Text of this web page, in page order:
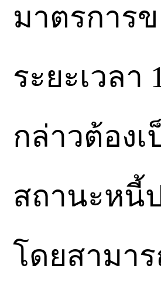
มาตรการ
ระยะเวลา
กล่าวต้อง
สถานะหนี้
โดยสามา